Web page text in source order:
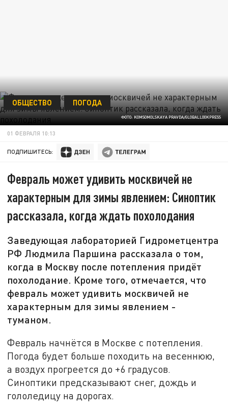
ФОТО: KOMSOMOLSKAYA PRAVDA/GLOBALLOOKPRESS
ОБЩЕСТВО ПОГОДА
01 ФЕВРАЛЯ 10:13
ПОДПИШИТЕСЬ:
Февраль может удивить москвичей не
характерным для зимы явлением: Синоптик
рассказала, когда ждать похолодания
Заведующая лабораторией Гидрометцентра
РФ Людмила Паршина рассказала о том,
когда в Москву после потепления придёт
похолодание. Кроме того, отмечается, что
февраль может удивить москвичей не
характерным для зимы явлением -
туманом.
Февраль начнётся в Москве с потепления.
Погода будет больше походить на весеннюю,
а воздух прогреется до +6 градусов.
Синоптики предсказывают снег, дождь и
гололедицу на дорогах.